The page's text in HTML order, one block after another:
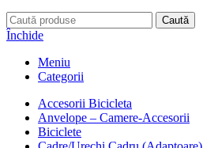
Caută
Închide
Meniu
Categorii
Accesorii Bicicleta
Anvelope – Camere-Accesorii
Biciclete